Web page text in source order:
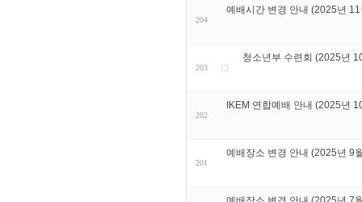
204
예배시간 변경 안내 (2025년
203
청소년부 수련회 (2025년
202
IKEM 연합예배 안내 (2025년
201
예배장소 변경 안내 (2025년 9